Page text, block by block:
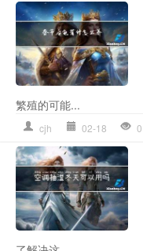
繁殖的可能...
cjh 02-18 0